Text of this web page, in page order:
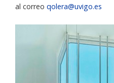
al correo qolera@uvigo.es